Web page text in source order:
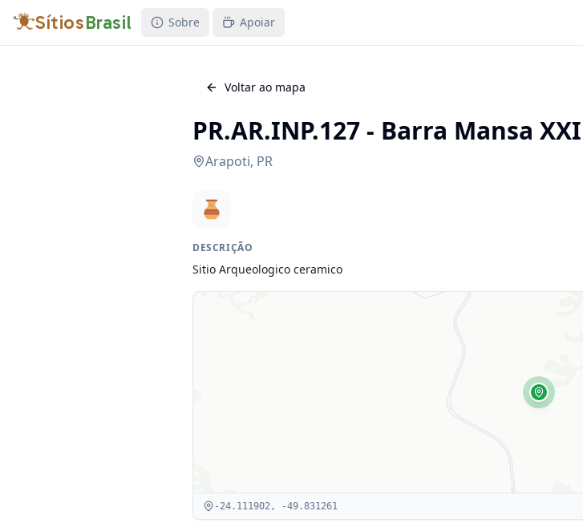
SítiosBrasil Sobre Apoiar
Voltar ao mapa
PR.AR.INP.127 - Barra Mansa XXI
Arapoti, PR
DESCRIÇÃO
Sitio Arqueologico ceramico
-24.111902, -49.831261